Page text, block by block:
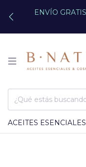
ENVÍO
ACEITES ESENCIALES